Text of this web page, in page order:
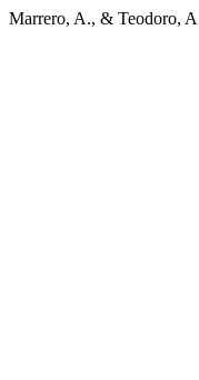
Marrero, A., & Teodoro,